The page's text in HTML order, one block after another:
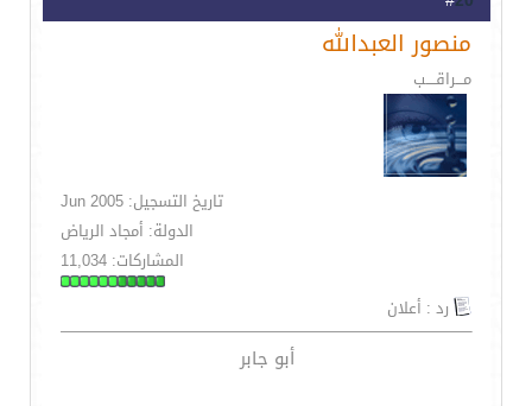
منصور العبدالله
مـــراقــــب
تاريخ التسجيل: Jun 2005
الدولة: أمجاد الرياض
المشاركات: 11,034
رد : أعلان
أبو جابر